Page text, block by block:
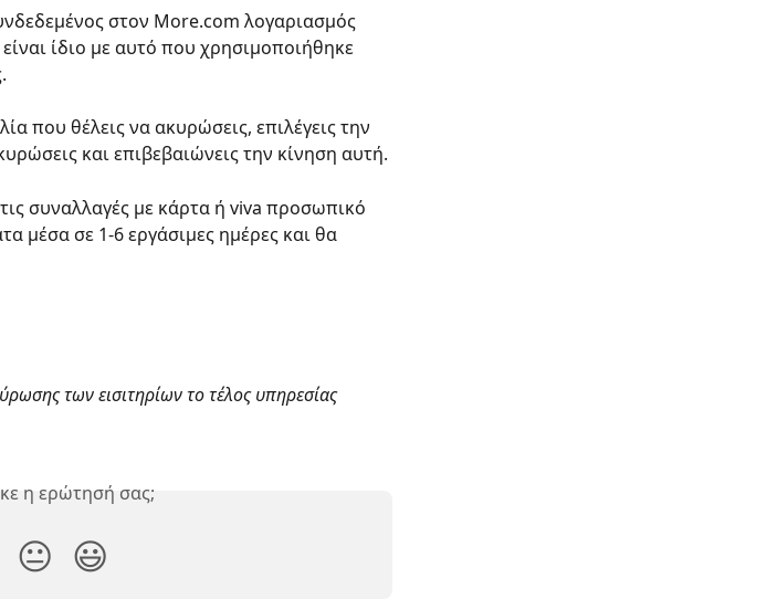
στον More.com λογαριασμός
ίδιο με αυτό που χρησιμοποιήθηκε
που θέλεις να ακυρώσεις, επιλέγεις την
και επιβεβαιώνεις την κίνηση αυτή.
συναλλαγές με κάρτα ή viva προσωπικό
μέσα σε 1-6 εργάσιμες ημέρες και θα
των εισιτηρίων το τέλος υπηρεσίας
η ερώτησή σας;
😐 😃